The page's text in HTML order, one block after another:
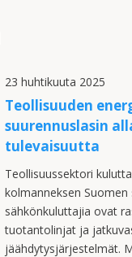
23 huhtikuuta 2025
Teollisuuden
suurennuslasin
tulevaisuutta
Teollisuussektori
kolmanneksen
sähkönkuluttajia ovat
tuotantolinjat ja
jäähdytysjärjestelmät.